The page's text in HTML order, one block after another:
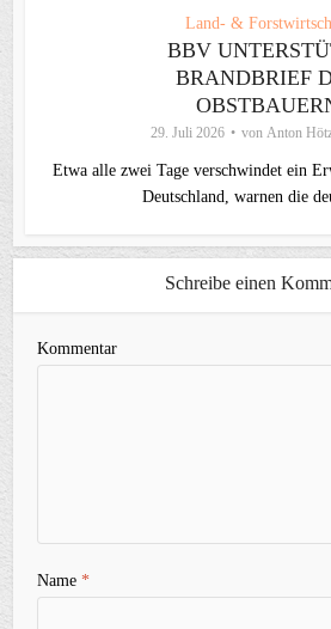
Land- &
BBV
BRANDBRIEF
29. Juli 2026 von Anton
Etwa alle zwei Tage verschwindet ein
Deutschland, warnen die
Schreibe einen
Kommentar
Name*